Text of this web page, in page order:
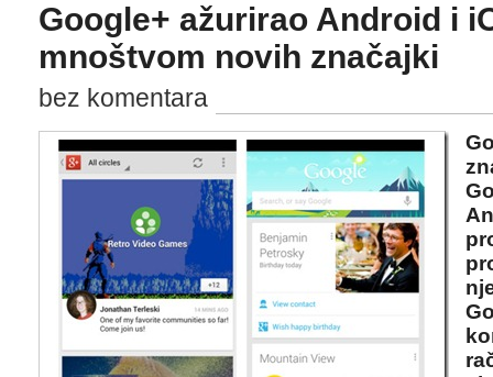
Google+ ažurirao Android i
mnoštvom novih značajki
bez komentara